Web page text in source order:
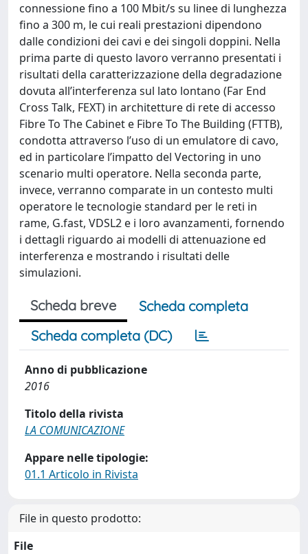
connessione fino a 100 Mbit/s su linee di lunghezza
fino a 300 m, le cui reali prestazioni dipendono
dalle condizioni dei cavi e dei singoli doppini. Nella
prima parte di questo lavoro verranno presentati i
risultati della caratterizzazione della degradazione
dovuta all’interferenza sul lato lontano (Far End
Cross Talk, FEXT) in architetture di rete di accesso
Fibre To The Cabinet e Fibre To The Building (FTTB),
condotta attraverso l’uso di un emulatore di cavo,
ed in particolare l’impatto del Vectoring in uno
scenario multi operatore. Nella seconda parte,
invece, verranno comparate in un contesto multi
operatore le tecnologie standard per le reti in
rame, G.fast, VDSL2 e i loro avanzamenti, fornendo
i dettagli riguardo ai modelli di attenuazione ed
interferenza e mostrando i risultati delle
simulazioni.
Scheda breve
Scheda completa
Scheda completa (DC)
Anno di pubblicazione
2016
Titolo della rivista
LA COMUNICAZIONE
Appare nelle tipologie:
01.1 Articolo in Rivista
File in questo prodotto:
File